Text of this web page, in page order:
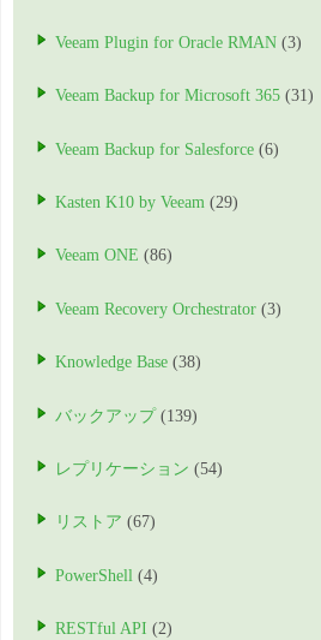
Veeam Plugin for Oracle RMAN (3)
Veeam Backup for Microsoft 365 (31)
Veeam Backup for Salesforce (6)
Kasten K10 by Veeam (29)
Veeam ONE (86)
Veeam Recovery Orchestrator (3)
Knowledge Base (38)
バックアップ(139)
レプリケーション (54)
リストア (67)
PowerShell (4)
RESTful API (2)